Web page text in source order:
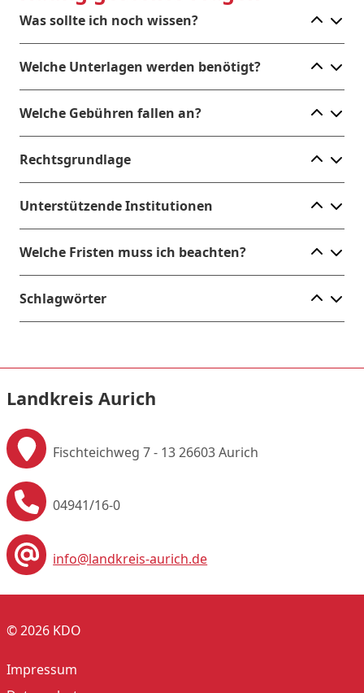
Was sollte ich noch wissen?
Welche Unterlagen werden benötigt?
Welche Gebühren fallen an?
Rechtsgrundlage
Unterstützende Institutionen
Welche Fristen muss ich beachten?
Schlagwörter
Landkreis Aurich
Fischteichweg 7 - 1326603 Aurich
04941/16-0
info@landkreis-aurich.de
© 2026 KDO
Impressum